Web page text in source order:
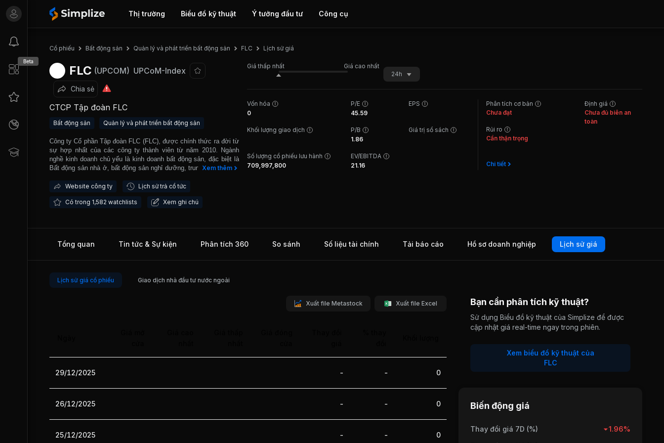
Thị trường Biểu đồ kỹ thuật Ý tưởng đầu tư Công cụ
Beta
Cổ phiếu Bất động sản Quản lý và phát triển bất động sản FLC Lịch sử giá
FLC (UPCOM) UPCoM-Index
Chia sẻ
CTCP Tập đoàn FLC
Bất động sản Quản lý và phát triển bất động sản
Công ty Cổ phần Tập đoàn FLC (FLC), được chính thức ra đời từ
sự hợp nhất của các công ty thành viên từ năm 2010. Ngành
nghề kinh doanh chủ yếu là kinh doanh bất động sản, đặc biệt là
Bất động sản nhà ở, bất động sản nghỉ dưỡng, trung tâm thương
ra, FLC còn kinh doanh dịch vụ khách sạn, nghỉ dưỡng; kinh
công trình tiêu biểu mà FLC đã thực hiện: FLC Sầm Sơn Beach
đó, Tập đoàn còn tham gia vào lĩnh vực kinh doanh vận tải hàng
không, nông nghiệp công nghệ cao và y tế.
Xem thêm
Website công ty Lịch sử trả cổ tức
Có trong 1,582 watchlists Xem ghi chú
Giá thấp nhất
Giá cao nhất
24h
Vốn hóa
0
P/E
45.59
EPS
Khối lượng giao dịch
P/B
1.86
Giá trị sổ sách
Số lượng cổ phiếu lưu hành
709,997,800
EV/EBITDA
21.16
Phân tích cơ bản
Chưa đạt
Rủi ro
Cần thận trọng
Chi tiết
Định giá
Chưa đủ biên an
toàn
Tổng quan Tin tức & Sự kiện Phân tích 360 So sánh Số liệu tài chính Tải báo cáo Hồ sơ doanh nghiệp Lịch sử giá
Lịch sử giá cổ phiếu Giao dịch nhà đầu tư nước ngoài
Xuất file Metastock Xuất file Excel
29/12/2025 - - 0
26/12/2025 - - 0
25/12/2025 - - 0
Bạn cần phân tích kỹ thuật?
Sử dụng Biểu đồ kỹ thuật của Simplize để được
cập nhật giá real-time ngay trong phiên.
Xem biểu đồ kỹ thuật của
FLC
Biến động giá
Thay đổi giá 7D (%) 1.96%